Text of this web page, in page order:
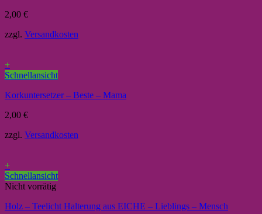
2,00 €
zzgl. Versandkosten
+
Schnellansicht
Korkuntersetzer – Beste – Mama
2,00 €
zzgl. Versandkosten
+
Schnellansicht
Nicht vorrätig
Holz – Teelicht Halterung aus EICHE – Lieblings – Mensch